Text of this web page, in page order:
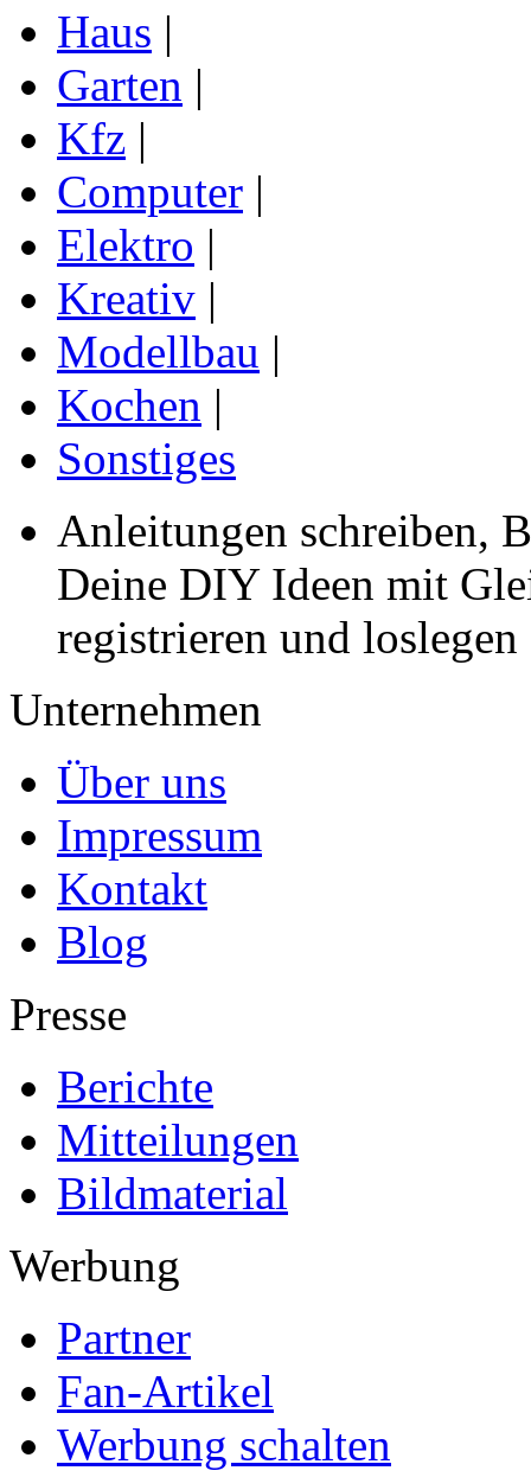
Haus |
Garten |
Kfz |
Computer |
Elektro |
Kreativ |
Modellbau |
Kochen |
Sonstiges
Anleitungen schreiben,
Deine DIY Ideen mit
registrieren und loslegen
Unternehmen
Über uns
Impressum
Kontakt
Blog
Presse
Berichte
Mitteilungen
Bildmaterial
Werbung
Partner
Fan-Artikel
Werbung schalten